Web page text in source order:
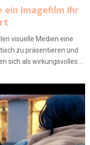
ein Imagefilm Ihr
visuelle Medien eine
zu präsentieren und
sich als wirkungsvolles...